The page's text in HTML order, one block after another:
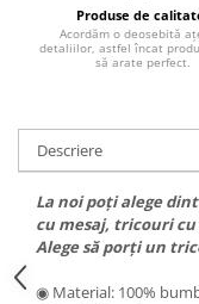
PAUL WALKER
SETURI STICKERE
STICKERE CRĂCIUN
STICKERE CU ANIMALE
Produse de
Acordăm o deosebită
detaliilor, astfel încat
să arate perfect.
Descriere
La noi poți alege
cu mesaj, tricouri
Alege să porți un
◉ Material: 100%